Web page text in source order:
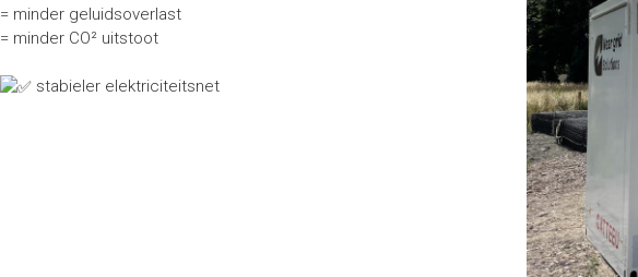
= minder geluidsoverlast
=️ minder CO² uitstoot
stabieler elektriciteitsnet